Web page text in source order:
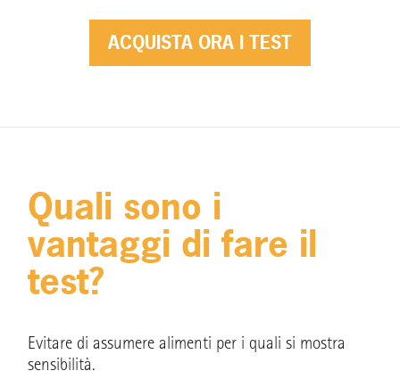
ACQUISTA ORA I TEST
Quali sono i
vantaggi di fare il
test?
Evitare di assumere alimenti per i quali si mostra
sensibilità.